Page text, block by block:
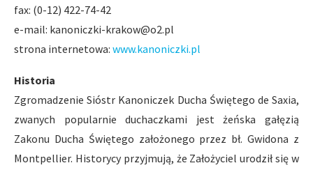
fax: (0-12) 422-74-42
e-mail: kanoniczki-krakow@o2.pl
strona internetowa: www.kanoniczki.pl
Historia
Zgromadzenie Sióstr Kanoniczek Ducha Świętego de Saxia,
zwanych popularnie duchaczkami jest żeńska gałęzią
Zakonu Ducha Świętego założonego przez bł. Gwidona z
Montpellier. Historycy przyjmują, że Założyciel urodził się w